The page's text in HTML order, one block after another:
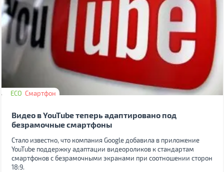
ECO Смартфон
Видео в YouTube теперь адаптировано под
безрамочные смартфоны
Стало известно, что компания Google добавила в приложение
YouTube поддержку адаптации видеороликов к стандартам
смартфонов с безрамочными экранами при соотношении сторон
18:9.